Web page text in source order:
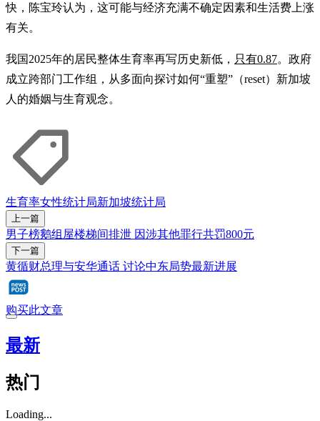
快，陈宝玲认为，这可能与经济充满不确定因素和生活费上涨
有关。
我国2025年的居民整体生育率再写历史新低， 只有0.87。政府
成立跨部门工作组，从多面向探讨如何“重塑”（reset）新加坡
人的婚姻与生育观念。
生育率女性统计局新加坡统计局
上一篇
男子榜鹅组屋楼梯间排泄 因涉其他罪行共罚800元
下一篇
黄循财总理与安华通话 讨论中东局势最新进展
购买此文章
最新
热门
Loading...